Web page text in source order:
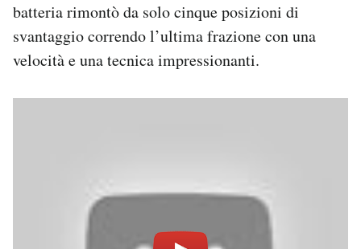
batteria rimontò da solo cinque posizioni di
svantaggio correndo l’ultima frazione con una
velocità e una tecnica impressionanti.